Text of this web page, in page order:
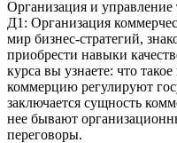
Организация и управление
Д1: Организация
мир бизнес-стратегий,
приобрести навыки
курса вы узнаете: что
коммерцию регулируют
заключается сущность
нее бывают
переговоры.